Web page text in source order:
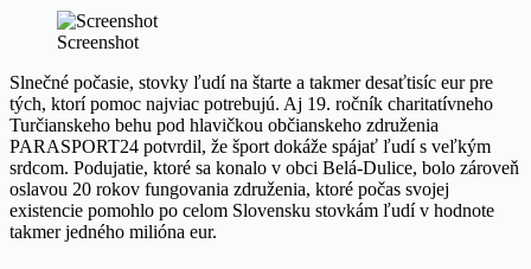
Screenshot
Slnečné počasie, stovky ľudí na štarte a takmer desaťtisíc eur pre
tých, ktorí pomoc najviac potrebujú. Aj 19. ročník charitatívneho
Turčianskeho behu pod hlavičkou občianskeho združenia
PARASPORT24 potvrdil, že šport dokáže spájať ľudí s veľkým
srdcom. Podujatie, ktoré sa konalo v obci Belá-Dulice, bolo zároveň
oslavou 20 rokov fungovania združenia, ktoré počas svojej
existencie pomohlo po celom Slovensku stovkám ľudí v hodnote
takmer jedného milióna eur.